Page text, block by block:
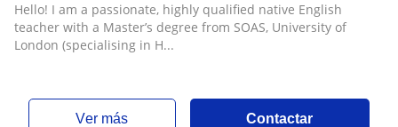
Hello! I am a passionate, highly qualified native English
teacher with a Master’s degree from SOAS, University of
London (specialising in H...
ver más Contactar